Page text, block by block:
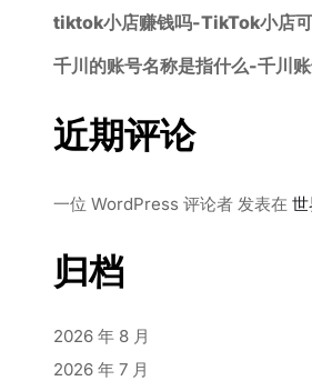
tiktok小店赚钱吗-TikTok小店
千川的账号名称是指什么-千川
近期评论
一位 WordPress 评论者 发表在 世
归档
2026 年 8 月
2026 年 7 月